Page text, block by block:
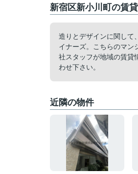
新宿区新小川町の賃
造りとデザインに関して
イナーズ。こちらのマン
社スタッフが地域の賃貸
わせ下さい。
近隣の物件